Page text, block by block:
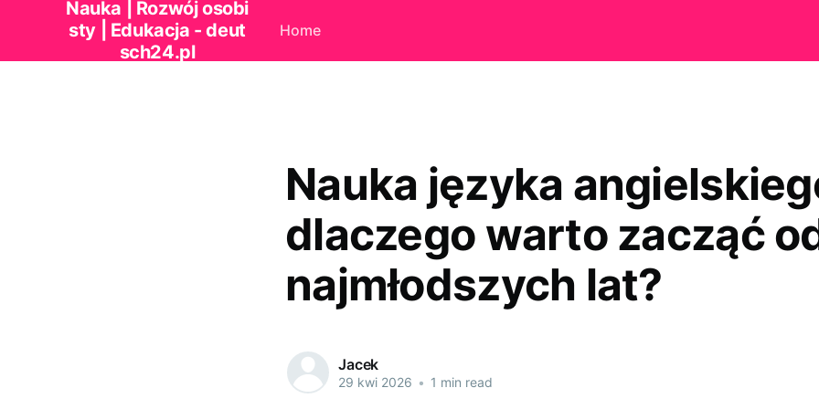
Nauka | Rozwój osobi
sty | Edukacja - deut
sch24.pl
Home
Nauka języka
dlaczego warto zacząć
najmłodszych lat?
Jacek
29 kwi 2026 • 1 min read